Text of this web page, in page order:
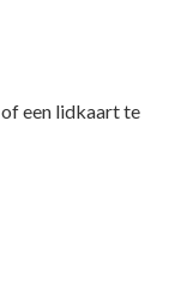
een lidkaart te